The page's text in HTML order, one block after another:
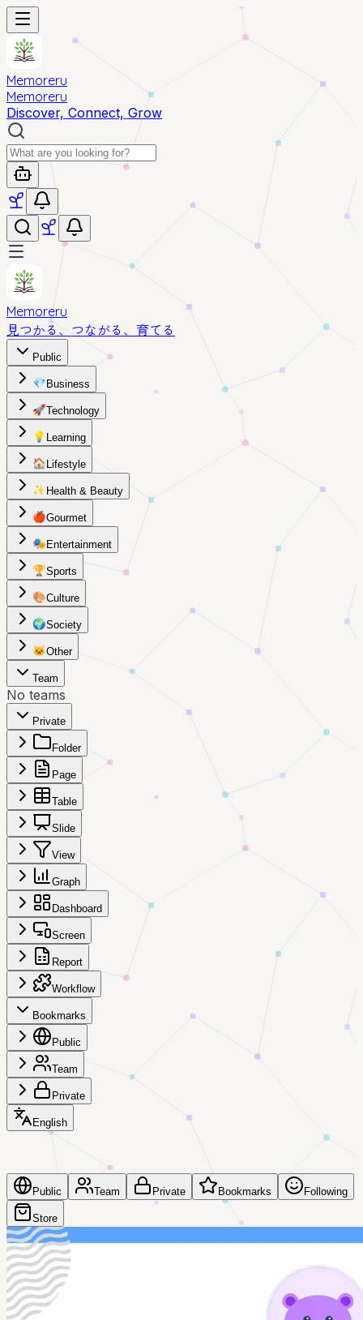
Memoreru
Memoreru
Discover, Connect, Grow
Memoreru
見つかる、つながる、育てる
Public
💎 Business
🚀Technology
💡 Learning
🏠 Lifestyle
✨ Health & Beauty
🍎Gourmet
🎭 Entertainment
🏆Sports
🎨Culture
🌍Society
🐱Other
Team
No teams
Private
Folder
Page
Table
Slide
View
Graph
Dashboard
Screen
Report
Workflow
Bookmarks
Public
Team
Private
English
Public Team Private Bookmarks Following
Store